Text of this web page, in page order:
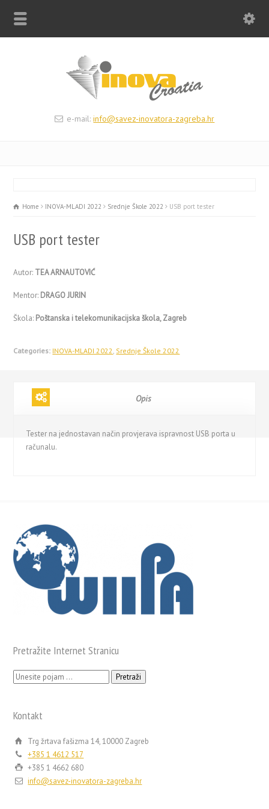
e-mail:info@savez-inovatora-zagreba.hr
Home INOVA-MLADI 2022 Srednje Škole 2022 USB port tester
USB port tester
Autor: TEA ARNAUTOVIĆ
Mentor: DRAGO JURIN
Škola: Poštanska i telekomunikacijska škola, Zagreb
Categories: INOVA-MLADI 2022, Srednje Škole 2022
Opis
Tester na jednostavan način provjerava ispravnost USB porta u
računalu.
Pretražite Internet Stranicu
Pretraži:
Kontakt
Trg žrtava fašizma 14, 10000 Zagreb
+385 1 4612 517
+385 1 4662 680
info@savez-inovatora-zagreba.hr